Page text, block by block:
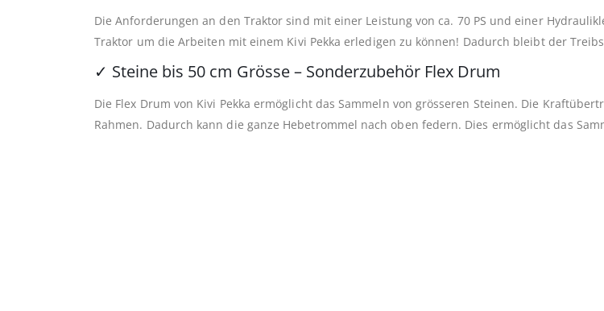
Die Anforderungen an den Traktor sind mit einer Leistung von ca. 70 PS und einer
Traktor um die Arbeiten mit einem Kivi Pekka erledigen zu können! Dadurch bleibt der
✓ Steine bis 50 cm Grösse – Sonderzubehör Flex Drum
Die Flex Drum von Kivi Pekka ermöglicht das Sammeln von grösseren Steinen. Die
Rahmen. Dadurch kann die ganze Hebetrommel nach oben federn. Dies ermöglicht das